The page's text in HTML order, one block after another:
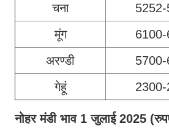
चना
मूंग
अरण्डी
गेहूं
नोहर मंडी भाव 1 जुलाई 2025